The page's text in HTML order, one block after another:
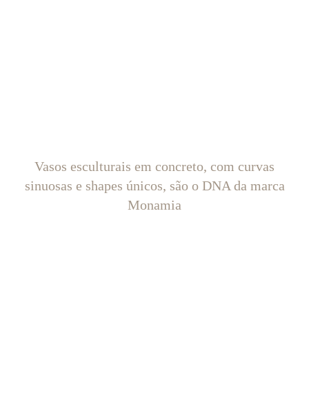
Vasos esculturais em concreto, com curvas
sinuosas e shapes únicos, são o DNA da marca
Monamia